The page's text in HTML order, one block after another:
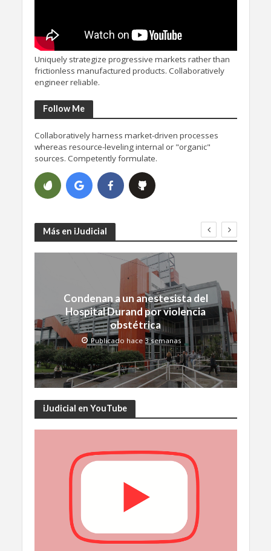
Uniquely strategize progressive markets rather than
frictionless manufactured products. Collaboratively
engineer reliable.
Follow Me
Collaboratively harness market-driven processes
whereas resource-leveling internal or "organic"
sources. Competently formulate.
Más en iJudicial
Condenan a un anestesista del
Hospital Durand por violencia
obstétrica
Publicado hace 3 semanas
iJudicial en YouTube